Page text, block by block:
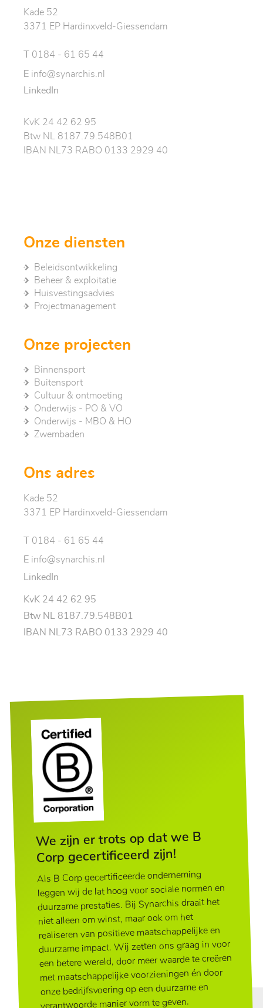
Kade 52
3371 EP Hardinxveld-Giessendam
0184 - 61 65 44
E info@synarchis.nl
LinkedIn
KvK 24 42 62 95
Btw NL 8187.79.548B01
IBAN NL73 RABO 0133 2929 40
Onze diensten
Beleidsontwikkeling
Beheer & exploitatie
Huisvestingsadvies
Project­management
Onze projecten
Binnensport
Buitensport
Cultuur & ontmoeting
Onderwijs - PO & VO
Onderwijs - MBO & HO
Zwembaden
Ons adres
Kade 52
3371 EP Hardinxveld-Giessendam
0184 - 61 65 44
E info@synarchis.nl
LinkedIn
KvK 24 42 62 95
Btw NL 8187.79.548B01
IBAN NL73 RABO 0133 2929 40
We zijn er trots op dat we B
Corp gecertificeerd zijn!
Als B Corp gecertificeerde onderneming
leggen wij de lat hoog voor sociale normen en
duurzame prestaties. Bij Synarchis draait het
niet alleen om winst, maar ook om het
realiseren van positieve maatschappelijke en
duurzame impact. Wij zetten ons graag in voor
een betere wereld, door meer waarde te creëren
met maatschappelijke voorzieningen én door
onze bedrijfsvoering op een duurzame en
verantwoorde manier vorm te geven.